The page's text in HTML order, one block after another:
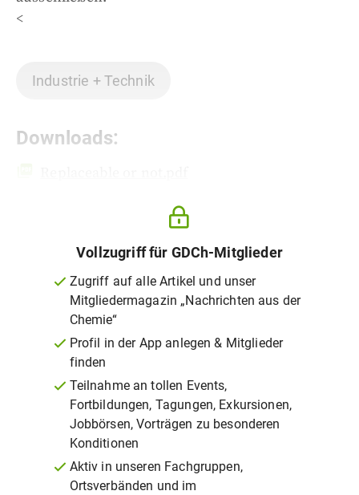
<
Industrie + Technik
Downloads:
Vollzugriff für GDCh-Mitglieder
Zugriff auf alle Artikel und unser
Mitgliedermagazin „Nachrichten aus der
Chemie“
Profil in der App anlegen & Mitglieder
finden
Teilnahme an tollen Events,
Fortbildungen, Tagungen, Exkursionen,
Jobbörsen, Vorträgen zu besonderen
Konditionen
Aktiv in unseren Fachgruppen,
Ortsverbänden und im